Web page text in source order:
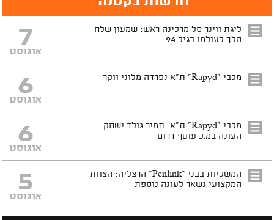
ליגת ווינר סל מרכינה ראש: שמעון שלח
הלך לעולמו בגיל 94
7
אוגוסט
מכבי "Rapyd" ת"א נפרדה מלוני ווקר 6
אוגוסט
מכבי "Rapyd" ת"א: תמיר גולד ישחק
העונה במ.כ עוטף דרום
6
אוגוסט
המשכיות בבני "Penlink" הרצליה: הצוות
המקצועי נשאר לעונה נוספת
5
אוגוסט